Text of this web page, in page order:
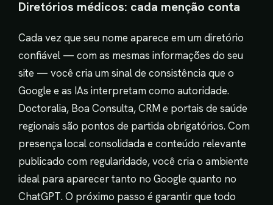
Diretórios médicos: cada menção conta
Cada vez que seu nome aparece em um diretório
confiável — com as mesmas informações do seu
site — você cria um sinal de consistência que o
Google e as IAs interpretam como autoridade.
Doctoralia, Boa Consulta, CRM e portais de saúde
regionais são pontos de partida obrigatórios. Com
presença local consolidada e conteúdo relevante
publicado com regularidade, você cria o ambiente
ideal para aparecer tanto no Google quanto no
ChatGPT. O próximo passo é garantir que todo